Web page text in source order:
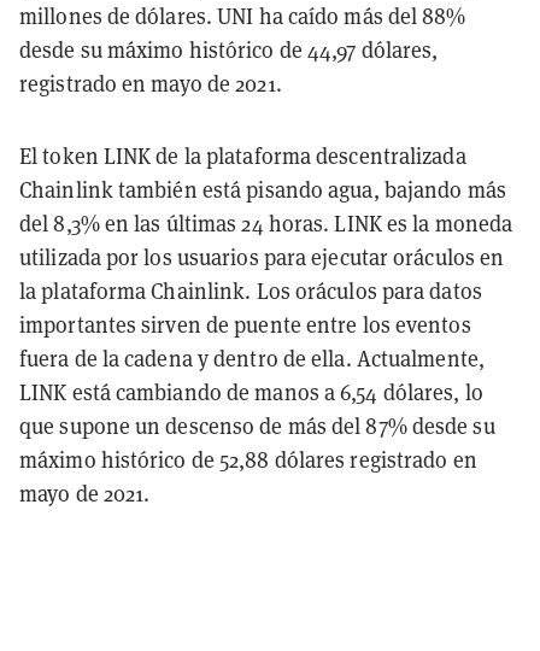
millones de dólares. UNI ha caído más del 88%
desde su máximo histórico de 44,97 dólares,
registrado en mayo de 2021.
El token LINK de la plataforma descentralizada
Chainlink también está pisando agua, bajando más
del 8,3% en las últimas 24 horas. LINK es la moneda
utilizada por los usuarios para ejecutar oráculos en
la plataforma Chainlink. Los oráculos para datos
importantes sirven de puente entre los eventos
fuera de la cadena y dentro de ella. Actualmente,
LINK está cambiando de manos a 6,54 dólares, lo
que supone un descenso de más del 87% desde su
máximo histórico de 52,88 dólares registrado en
mayo de 2021.